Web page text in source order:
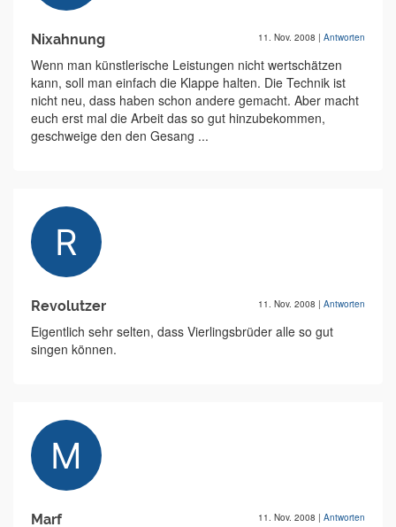
Nixahnung 11. Nov. 2008 | Antworten
Wenn man künstlerische Leistungen nicht wertschätzen
kann, soll man einfach die Klappe halten. Die Technik ist
nicht neu, dass haben schon andere gemacht. Aber macht
euch erst mal die Arbeit das so gut hinzubekommen,
geschweige den den Gesang ...
Revolutzer 11. Nov. 2008 | Antworten
Eigentlich sehr selten, dass Vierlingsbrüder alle so gut
singen können.
Marf 11. Nov. 2008 | Antworten